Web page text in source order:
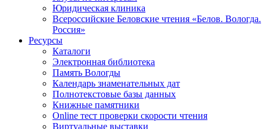
Юридическая клиника
Всероссийские Беловские чтения «Белов. Вологда.
Россия»
Ресурсы
Каталоги
Электронная библиотека
Память Вологды
Календарь знаменательных дат
Полнотекстовые базы данных
Книжные памятники
Online тест проверки скорости чтения
Виртуальные выставки